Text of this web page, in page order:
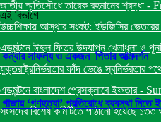
জাতীয় স্মৃতিসৌধে তারেক রহমানের শ্রদ্ধা -
উচ্চশিক্ষায় আস্থার সংকট: ইউজিসির
এডমন্টনে ঈদুল ফিতর উদযাপন খেলাধুলা ও
যুক্তরাষ্ট্রনির্ভরতার ফাঁদ ভেঙে স্বনির্ভরতার
এডমন্টনে বাংলাদেশ প্রেসক্লাবে ইফতার-
সংসদের বিশেষ কমিটিতে পাঠানো হয়েছে ১৩৩
এই বিভাগে
কন্যার সাফল্য ও একজন পিতার আত্মদর্শন
গাজায় ‘গণহত্যা’ প্রতিরোধে ব্যবস্থা নিতে